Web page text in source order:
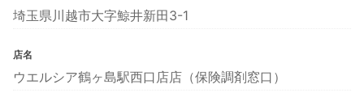
埼玉県川越市大字鯨井新田3-1
店名
ウエルシア鶴ヶ島駅西口店店（保険調剤窓口）